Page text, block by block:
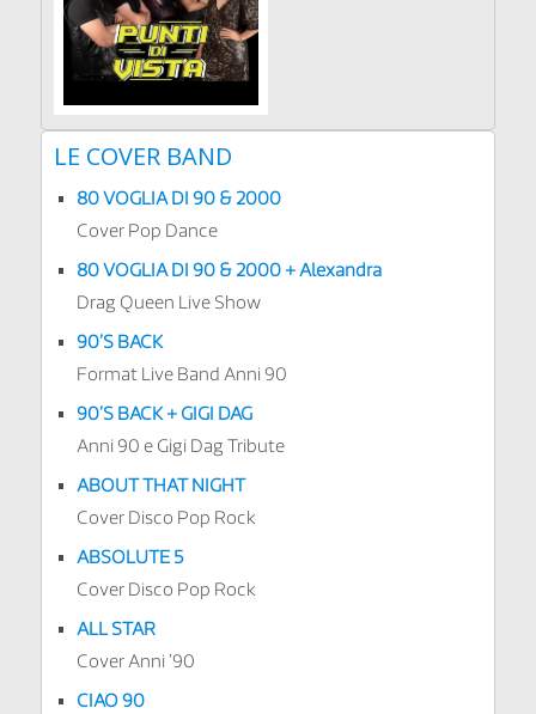
LE COVER BAND
80 VOGLIA DI 90 & 2000
Cover Pop Dance
80 VOGLIA DI 90 & 2000 + Alexandra
Drag Queen Live Show
90’S BACK
Format Live Band Anni 90
90’S BACK + GIGI DAG
Anni 90 e Gigi Dag Tribute
ABOUT THAT NIGHT
Cover Disco Pop Rock
ABSOLUTE 5
Cover Disco Pop Rock
ALL STAR
Cover Anni ’90
CIAO 90